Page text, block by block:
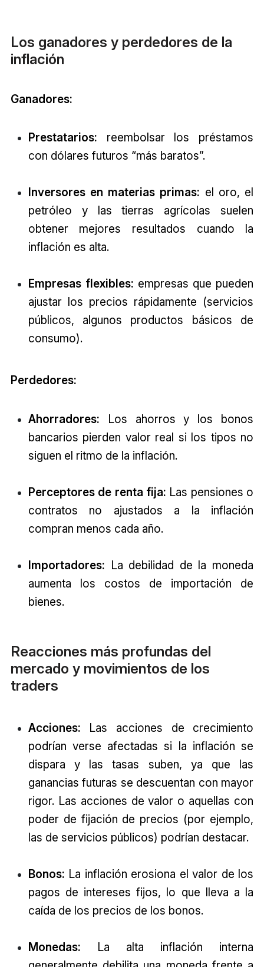
Los ganadores y perdedores de la
inflación
Ganadores:
Prestatarios: reembolsar los préstamos
con dólares futuros “más baratos”.
Inversores en materias primas: el oro, el
petróleo y las tierras agrícolas suelen
obtener mejores resultados cuando la
inflación es alta.
Empresas flexibles: empresas que pueden
ajustar los precios rápidamente (servicios
públicos, algunos productos básicos de
consumo).
Perdedores:
Ahorradores: Los ahorros y los bonos
bancarios pierden valor real si los tipos no
siguen el ritmo de la inflación.
Perceptores de renta fija: Las pensiones o
contratos no ajustados a la inflación
compran menos cada año.
Importadores: La debilidad de la moneda
aumenta los costos de importación de
bienes.
Reacciones más profundas del
mercado y movimientos de los
traders
Acciones: Las acciones de crecimiento
podrían verse afectadas si la inflación se
dispara y las tasas suben, ya que las
ganancias futuras se descuentan con mayor
rigor. Las acciones de valor o aquellas con
poder de fijación de precios (por ejemplo,
las de servicios públicos) podrían destacar.
Bonos: La inflación erosiona el valor de los
pagos de intereses fijos, lo que lleva a la
caída de los precios de los bonos.
Monedas: La alta inflación interna